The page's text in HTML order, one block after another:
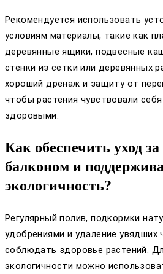
Рекомендуется использовать
условиям материалы, такие как
деревянные ящики, подвесные
стенки из сетки или деревянных
хороший дренаж и защиту от
чтобы растения чувствовали
здоровыми.
Как обеспечить уход
балконом и
экологичность?
Регулярный полив, подкормки
удобрениями и удаление увядших
соблюдать здоровье растений.
экологичности можно